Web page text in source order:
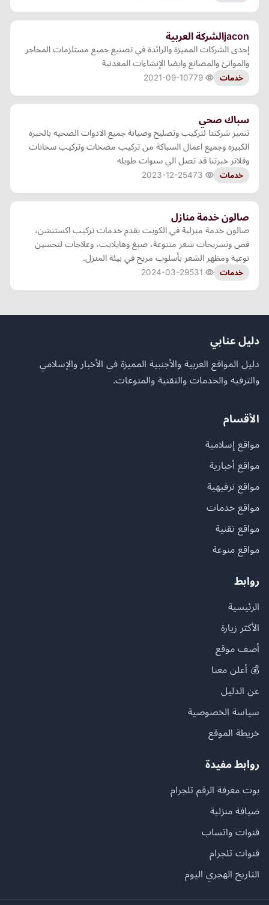
jaconالشركة العربية
إحدى الشركات المميزة والرائدة في تصنيع جميع مستلزمات المحاجر
والموانئ والمصانع وايضا الإنشاءات المعدنية
خدمات 2021-09-10
سباك صحي
تتميز شركتنا لتركيب وتصليح وصيانة جميع الادوات الصحيه بالخبره
الكبيره وجميع اعمال السباكة من تركيب مضخات وتركيب سخانات
وفلاتر خبرتنا قد تصل الي سنوات طويله
خدمات 2023-12-25
صالون خدمة منازل
صالون خدمة منزلية في الكويت يقدم خدمات تركيب اكستنشن،
قص وتسريحات شعر متنوعة، صبغ وهايلايت، وعلاجات لتحسين
نوعية ومظهر الشعر بأسلوب مريح في بيئة المنزل.
خدمات 2024-03-29
دليل عنابي
دليل المواقع العربية والأجنبية المميزة في الأخبار والإسلامي
والترفيه والخدمات والتقنية والمنوعات.
الأقسام
مواقع إسلامية
مواقع أخبارية
مواقع ترفيهية
مواقع خدمات
مواقع تقنية
مواقع منوعة
روابط
الرئيسية
الأكثر زيارة
أضف موقع
💰 أعلن معنا
عن الدليل
سياسة الخصوصية
خريطة الموقع
روابط مفيدة
بوت معرفة الرقم تلجرام
ضيافة منزلية
قنوات واتساب
قنوات تلجرام
التاريخ الهجري اليوم